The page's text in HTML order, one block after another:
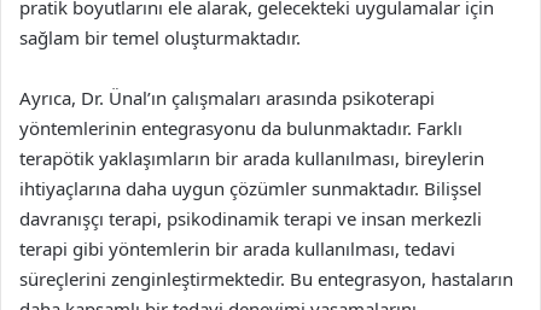
pratik boyutlarını ele alarak, gelecekteki uygulamalar için
sağlam bir temel oluşturmaktadır.
Ayrıca, Dr. Ünal’ın çalışmaları arasında psikoterapi
yöntemlerinin entegrasyonu da bulunmaktadır. Farklı
terapötik yaklaşımların bir arada kullanılması, bireylerin
ihtiyaçlarına daha uygun çözümler sunmaktadır. Bilişsel
davranışçı terapi, psikodinamik terapi ve insan merkezli
terapi gibi yöntemlerin bir arada kullanılması, tedavi
süreçlerini zenginleştirmektedir. Bu entegrasyon, hastaların